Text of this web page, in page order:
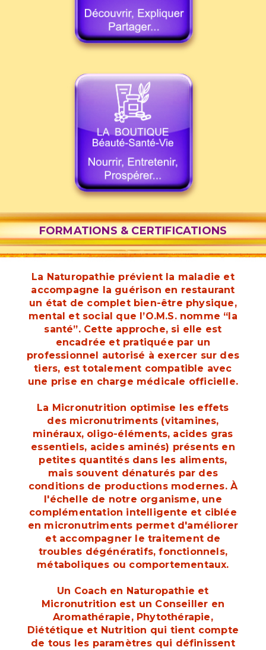
FORMATIONS & CERTIFICATIONS
La Naturopathie prévient la maladie et
accompagne la guérison en restaurant
un état de complet bien-être physique,
mental et social que l’O.M.S. nomme “la
santé”. Cette approche, si elle est
encadrée et pratiquée par un
professionnel autorisé à exercer sur des
tiers, est totalement compatible avec
une prise en charge médicale officielle.
La Micronutrition optimise les effets
des micronutriments (vitamines,
minéraux, oligo-éléments, acides gras
essentiels, acides aminés) présents en
petites quantités dans les aliments,
mais souvent dénaturés par des
conditions de productions modernes. À
l'échelle de notre organisme, une
complémentation intelligente et ciblée
en micronutriments permet d'améliorer
et accompagner le traitement de
troubles dégénératifs, fonctionnels,
métaboliques ou comportementaux.
Un Coach en Naturopathie et
Micronutrition est un Conseiller en
Aromathérapie, Phytothérapie,
Diététique et Nutrition qui tient compte
de tous les paramètres qui définissent